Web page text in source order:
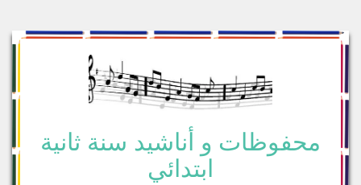
محفوظات و أناشيد سنة ثانية
ابتدائي